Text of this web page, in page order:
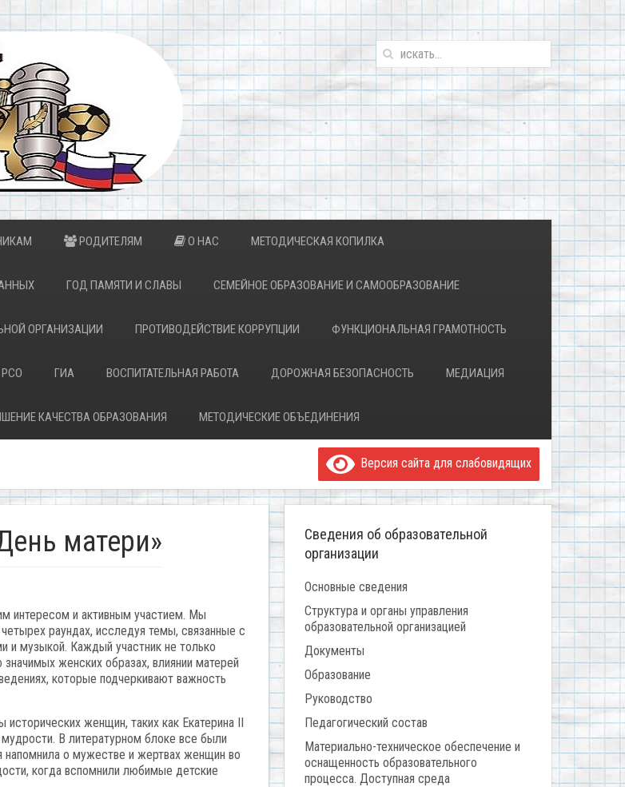
РОДИТЕЛЯМ О НАС МЕТОДИЧЕСКАЯ КОПИЛКА
ГОД ПАМЯТИ И СЛАВЫ СЕМЕЙНОЕ ОБРАЗОВАНИЕ И САМООБРАЗОВАНИЕ
ОРГАНИЗАЦИИ ПРОТИВОДЕЙСТВИЕ КОРРУПЦИИ ФУНКЦИОНАЛЬНАЯ ГРАМОТНОСТЬ
ГИА ВОСПИТАТЕЛЬНАЯ РАБОТА ДОРОЖНАЯ БЕЗОПАСНОСТЬ МЕДИАЦИЯ
КАЧЕСТВА ОБРАЗОВАНИЯ МЕТОДИЧЕСКИЕ ОБЪЕДИНЕНИЯ
Версия сайта для слабовидящих
матери»
интересом и активным участием. Мы
раундах, исследуя темы, связанные с
и музыкой. Каждый участник не только
женских образах, влиянии матерей
которые подчеркивают важность
женщин, таких как Екатерина II
В литературном блоке все были
напомнила о мужестве и жертвах женщин во
когда вспомнили любимые детские
Сведения об образовательной
организации
Основные сведения
Структура и органы управления
образовательной организацией
Документы
Образование
Руководство
Педагогический состав
Материально-техническое обеспечение и
оснащенность образовательного
процесса. Доступная среда